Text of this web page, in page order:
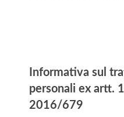
Informativa sul
personali ex artt.
2016/679